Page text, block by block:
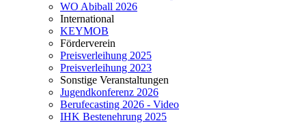
WO Abiball 2026
International
KEYMOB
Förderverein
Preisverleihung 2025
Preisverleihung 2023
Sonstige Veranstaltungen
Jugendkonferenz 2026
Berufecasting 2026 - Video
IHK Bestenehrung 2025